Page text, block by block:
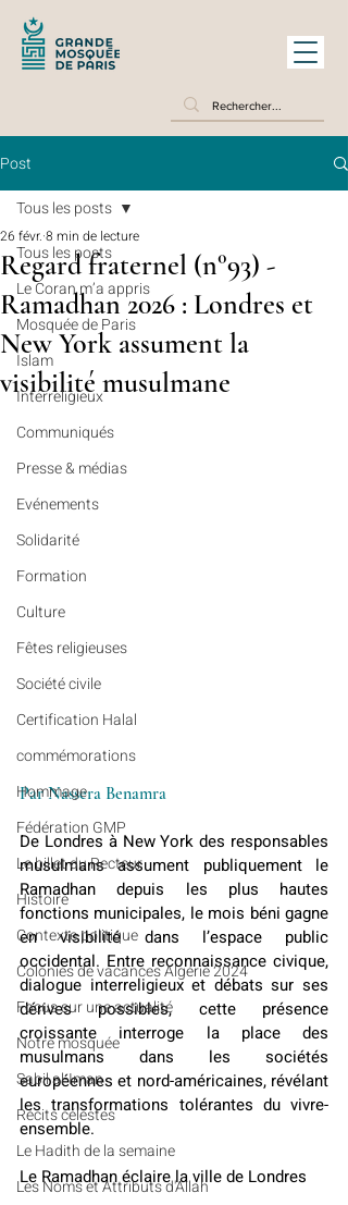
Post
Tous les posts
Le Coran m’a appris
Mosquée de Paris
Islam
Interreligieux
Communiqués
Presse & médias
Evénements
Solidarité
Formation
Culture
Fêtes religieuses
Société civile
Certification Halal
commémorations
Hommage
Fédération GMP
Le billet du Recteur
Histoire
Contexte politique
Colonies de vacances Algérie 2024
​​Focus sur une actualité
Notre mosquée
Sabil al-Iman
Récits célestes
Le Hadith de la semaine
Les Noms et Attributs d'Allah
Tous les posts
Regard fraternel (n°93) -
Ramadhan 2026 : Londres et
New York assument la
visibilité musulmane
26 févr. 8 min de lecture
Par Nassera Benamra
De Londres à New York des responsables
musulmans assument publiquement le
Ramadhan depuis les plus hautes
fonctions municipales, le mois béni gagne
en visibilité dans l’espace public
occidental. Entre reconnaissance civique,
dialogue interreligieux et débats sur ses
dérives possibles, cette présence
croissante interroge la place des
musulmans dans les sociétés
européennes et nord-américaines, révélant
les transformations tolérantes du vivre-
ensemble.
Le Ramadhan éclaire la ville de Londres